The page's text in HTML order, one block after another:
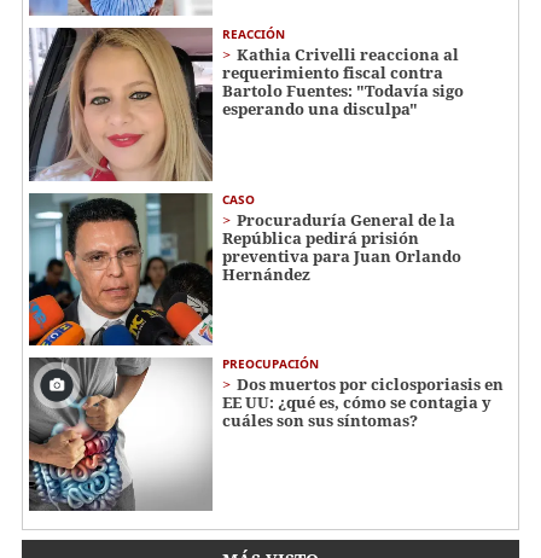
REACCIÓN
Kathia Crivelli reacciona al
requerimiento fiscal contra
Bartolo Fuentes: "Todavía sigo
esperando una disculpa"
CASO
Procuraduría General de la
República pedirá prisión
preventiva para Juan Orlando
Hernández
PREOCUPACIÓN
Dos muertos por ciclosporiasis en
EE UU: ¿qué es, cómo se contagia y
cuáles son sus síntomas?